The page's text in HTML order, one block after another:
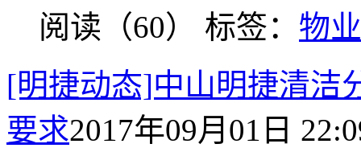
阅读（60） 标签： 物
[明捷动态]中山明捷清洁
要求2017年09月01日